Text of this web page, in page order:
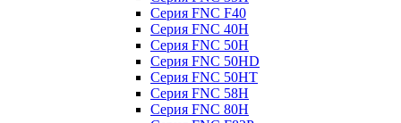
Серия FNC F40
Серия FNC 40H
Серия FNC 50H
Серия FNC 50HD
Серия FNC 50HT
Серия FNC 58H
Серия FNC 80H